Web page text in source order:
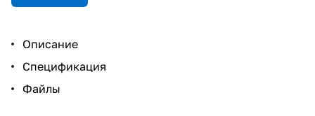
Описание
Спецификация
Файлы